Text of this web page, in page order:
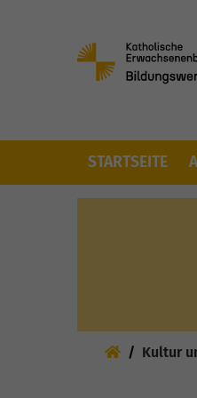
Skip to main content
STARTSEITE
Kultur